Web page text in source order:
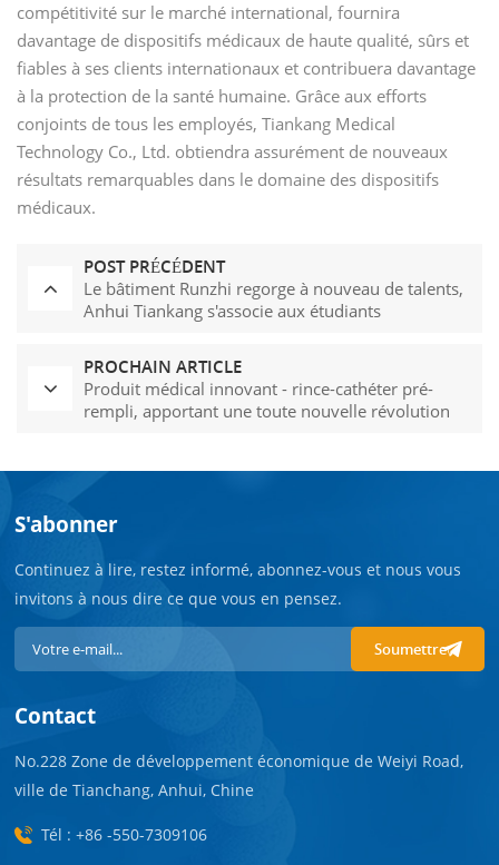
compétitivité sur le marché international, fournira
davantage de dispositifs médicaux de haute qualité, sûrs et
fiables à ses clients internationaux et contribuera davantage
à la protection de la santé humaine. Grâce aux efforts
conjoints de tous les employés, Tiankang Medical
Technology Co., Ltd. obtiendra assurément de nouveaux
résultats remarquables dans le domaine des dispositifs
médicaux.
POST PRÉCÉDENT
Le bâtiment Runzhi regorge à nouveau de talents,
Anhui Tiankang s'associe aux étudiants
base saine
PROCHAIN ARTICLE
Produit médical innovant - rince-cathéter pré-
rempli, apportant une toute nouvelle révolution
S'abonner
Continuez à lire, restez informé, abonnez-vous et nous vous
invitons à nous dire ce que vous en pensez.
Soumettre
Contact
No.228 Zone de développement économique de Weiyi Road,
ville de Tianchang, Anhui, Chine
Tél : +86 -550-7309106